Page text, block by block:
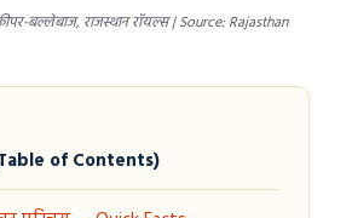
बल्लेबाज, राजस्थान रॉयल्स | Source: Rajasthan
of Contents)